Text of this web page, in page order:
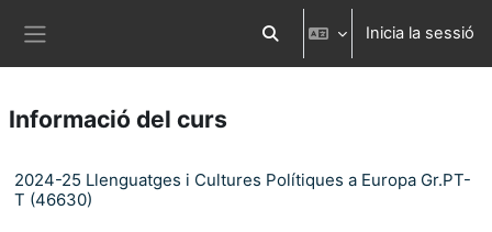
Commuta l'entrada de la cerca
Inicia la sessió
Informació del curs
2024-25 Llenguatges i Cultures Polítiques a Europa Gr.PT-
T (46630)